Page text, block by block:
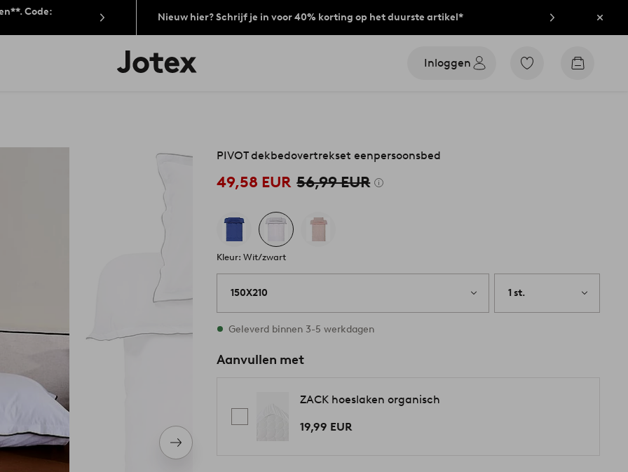
Code:
Nieuw hier? Schrijf je in voor 40% korting op het duurste artikel*
Jotex
logo
Inloggen
Ga
Go
Volgend
item
PIVOT dekbedovertrekset eenpersoonsbed
49,58 EUR 56,99 EUR
Kleur: Wit/zwart
150X210 1 st.
Op voorraad
Geleverd binnen 3-5 werkdagen
Aanvullen met
ZACK hoeslaken organisch
19,99 EUR